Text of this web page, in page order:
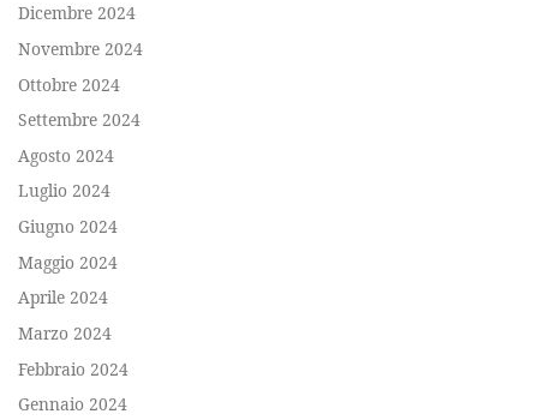
Dicembre 2024
Novembre 2024
Ottobre 2024
Settembre 2024
Agosto 2024
Luglio 2024
Giugno 2024
Maggio 2024
Aprile 2024
Marzo 2024
Febbraio 2024
Gennaio 2024